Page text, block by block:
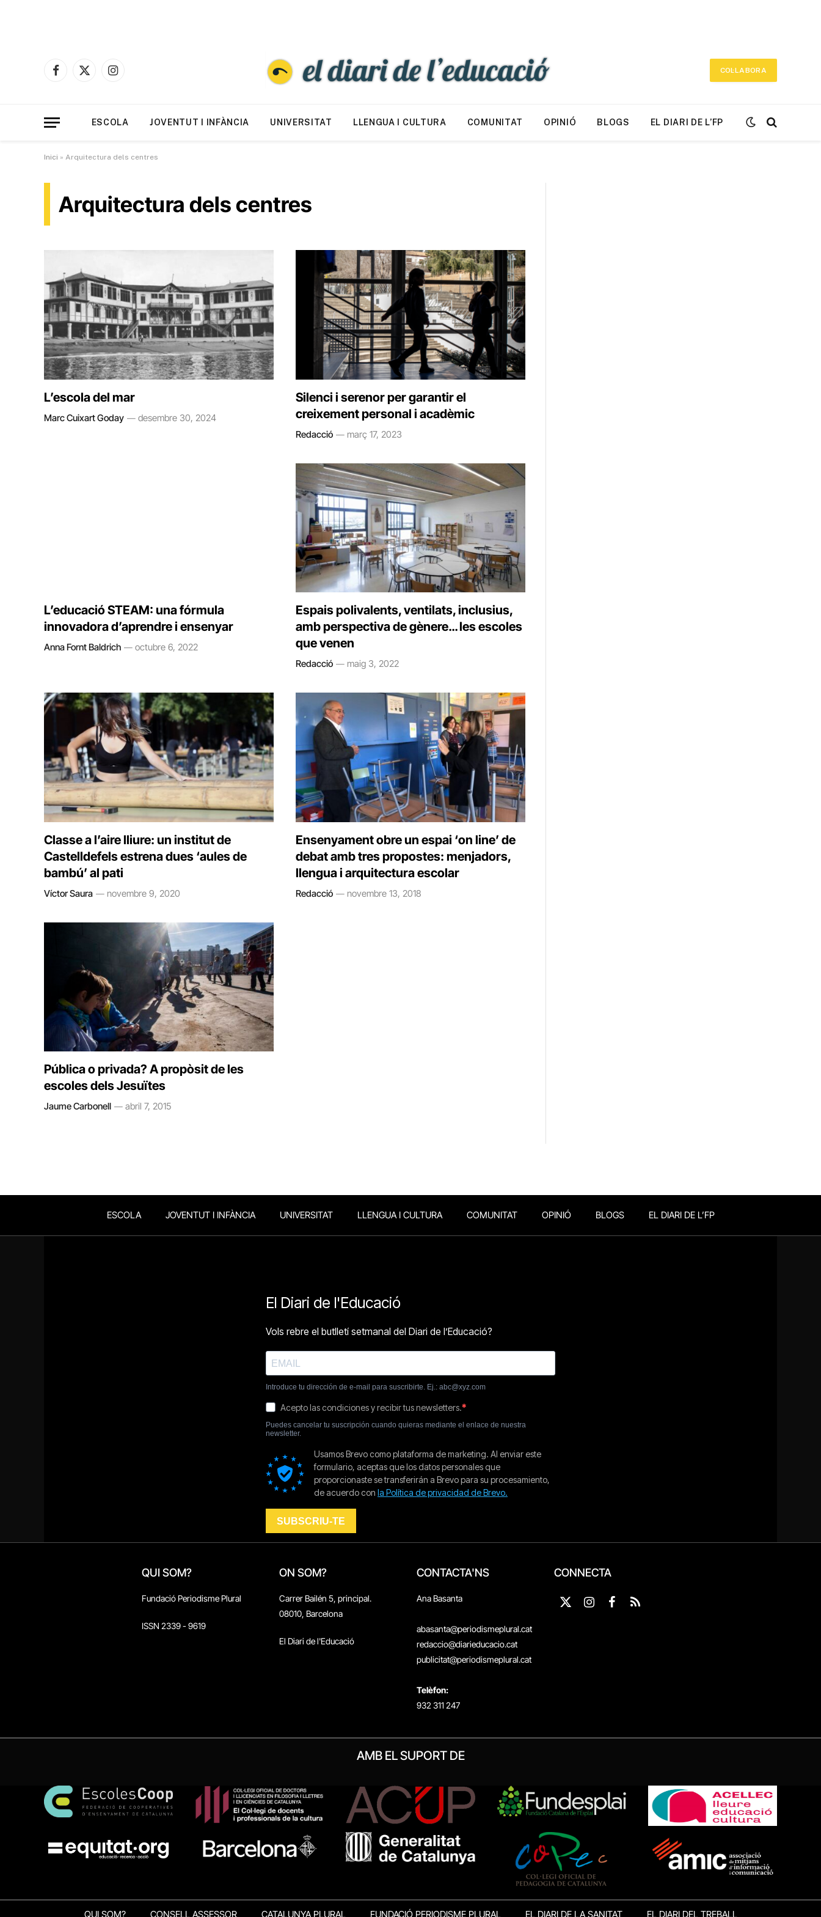
Facebook
X
Instagram
COL·LABORA
ESCOLA JOVENTUT I INFÀNCIA UNIVERSITAT LLENGUA I CULTURA COMUNITAT OPINIÓ BLOGS EL DIARI DE L’FP
Inici » Arquitectura dels centres
Arquitectura dels centres
L’escola del mar
Marc Cuixart Goday desembre 30, 2024
Silenci i serenor per garantir el
creixement personal i acadèmic
Redacció març 17, 2023
L’educació STEAM: una fórmula
innovadora d’aprendre i ensenyar
Anna Fornt Baldrich octubre 6, 2022
Espais polivalents, ventilats, inclusius,
amb perspectiva de gènere… les escoles
que venen
Redacció maig 3, 2022
Classe a l’aire lliure: un institut de
Castelldefels estrena dues ‘aules de
bambú’ al pati
Víctor Saura novembre 9, 2020
Ensenyament obre un espai ‘on line’ de
debat amb tres propostes: menjadors,
llengua i arquitectura escolar
Redacció novembre 13, 2018
Pública o privada? A propòsit de les
escoles dels Jesuïtes
Jaume Carbonell abril 7, 2015
ESCOLA JOVENTUT I INFÀNCIA UNIVERSITAT LLENGUA I CULTURA COMUNITAT OPINIÓ BLOGS EL DIARI DE L’FP
QUI SOM?
Fundació Periodisme Plural
ISSN 2339 - 9619
ON SOM?
Carrer Bailén 5, principal.
08010, Barcelona
El Diari de l'Educació
CONTACTA'NS
Ana Basanta
abasanta@periodismeplural.cat
redaccio@diarieducacio.cat
publicitat@periodismeplural.cat
Telèfon:
932 311 247
CONNECTA
X
Instagram
Facebook
RSS
AMB EL SUPORT DE
QUI SOM? CONSELL ASSESSOR CATALUNYA PLURAL FUNDACIÓ PERIODISME PLURAL EL DIARI DE LA SANITAT EL DIARI DEL TREBALL